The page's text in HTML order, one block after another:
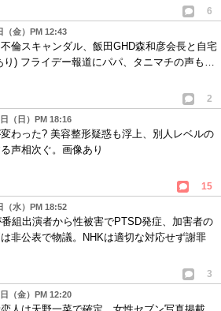
6
（金）PM 12:43
倫スキャンダル、飯田GHD森和彦会長と自宅
り) フライデー報道にパパ、タニマチの声も…
2
（日）PM 18:16
わった? 美容整形疑惑も浮上、別人レベルの
声相次ぐ。画像あり
15
（水）PM 18:52
番組出演者から性被害でPTSD発症、加害者の
非公表で物議。NHKは適切な対応せず謝罪
3
（金）PM 12:20